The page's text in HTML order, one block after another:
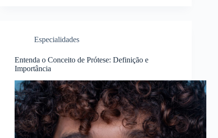
Especialidades
Entenda o Conceito de Prótese: Definição e
Importância